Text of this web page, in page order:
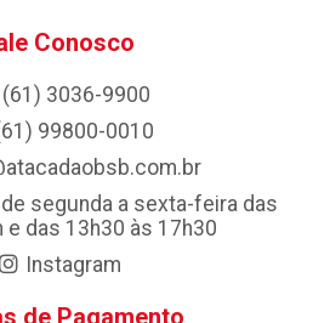
Conosco
(61) 3036-9900
99800-0010
segunda a sexta-feira das
e das 13h30 às 17h30
Instagram
de Pagamento